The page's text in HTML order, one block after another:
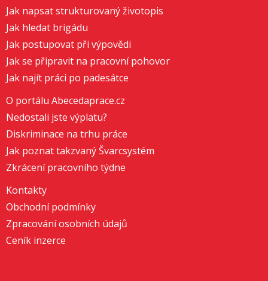
Jak napsat strukturovaný životopis
Jak hledat brigádu
Jak postupovat při výpovědi
Jak se připravit na pracovní pohovor
Jak najít práci po padesátce
O portálu Abecedaprace.cz
Nedostali jste výplatu?
Diskriminace na trhu práce
Jak poznat takzvaný Švarcsystém
Zkrácení pracovního týdne
Kontakty
Obchodní podmínky
Zpracování osobních údajů
Ceník inzerce